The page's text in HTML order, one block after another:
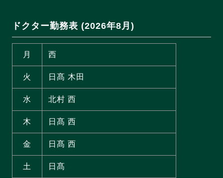
ドクター勤務表 (2026年8月)
月 西
火 日髙 木田
水 北村 西
木 日髙 西
金 日髙 西
土 日髙